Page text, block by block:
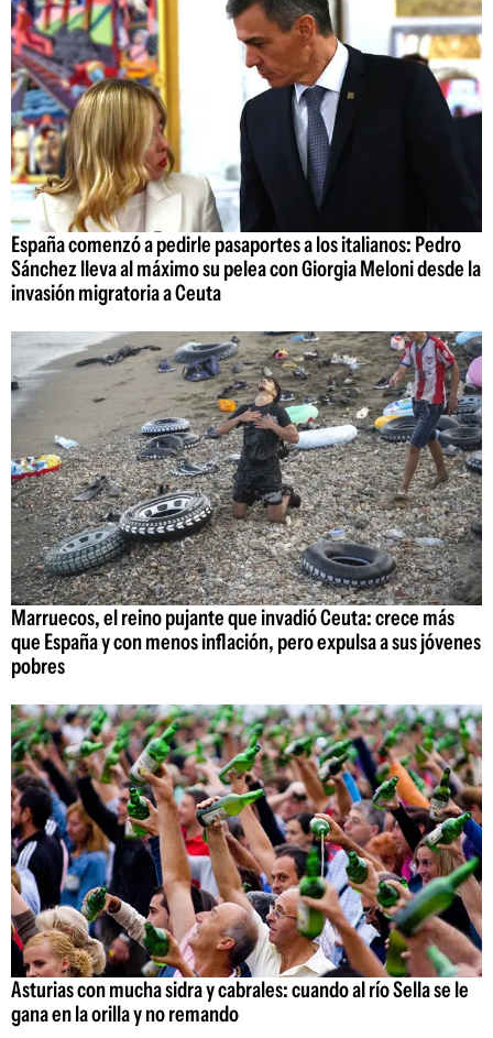
España comenzó a pedirle pasaportes a los italianos: Pedro
Sánchez lleva al máximo su pelea con Giorgia Meloni desde la
invasión migratoria a Ceuta
Marruecos, el reino pujante que invadió Ceuta: crece más
que España y con menos inflación, pero expulsa a sus jóvenes
pobres
Asturias con mucha sidra y cabrales: cuando al río Sella se le
gana en la orilla y no remando